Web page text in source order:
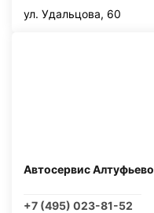
ул. Удальцова, 60
Автосервис Алтуфьево
+7 (495) 023-81-52